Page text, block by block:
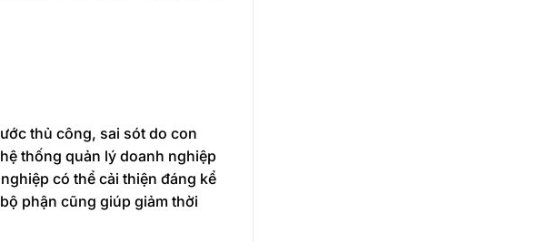
thủ công, sai sót do con
thống quản lý doanh nghiệp
có thể cải thiện đáng kể
phận cũng giúp giảm thời